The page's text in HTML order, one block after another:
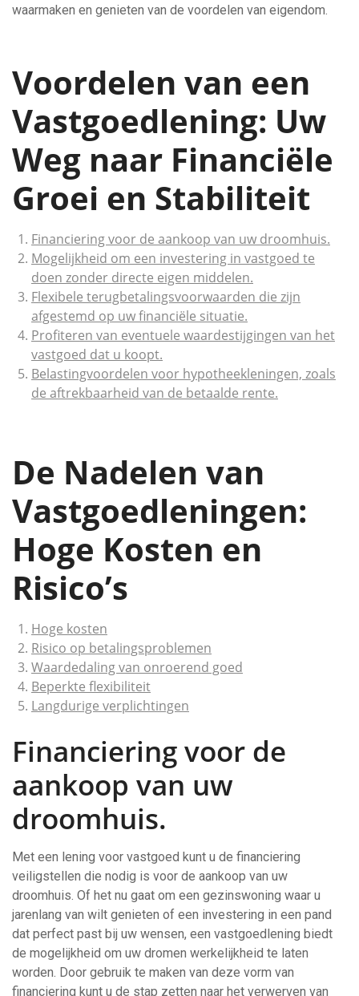
waarmaken en genieten van de voordelen van eigendom.
Voordelen van een
Vastgoedlening: Uw
Weg naar Financiële
Groei en Stabiliteit
Financiering voor de aankoop van uw droomhuis.
Mogelijkheid om een investering in vastgoed te
doen zonder directe eigen middelen.
Flexibele terugbetalingsvoorwaarden die zijn
afgestemd op uw financiële situatie.
Profiteren van eventuele waardestijgingen van het
vastgoed dat u koopt.
Belastingvoordelen voor hypotheekleningen, zoals
de aftrekbaarheid van de betaalde rente.
De Nadelen van
Vastgoedleningen:
Hoge Kosten en
Risico’s
Hoge kosten
Risico op betalingsproblemen
Waardedaling van onroerend goed
Beperkte flexibiliteit
Langdurige verplichtingen
Financiering voor de
aankoop van uw
droomhuis.
Met een lening voor vastgoed kunt u de financiering
veiligstellen die nodig is voor de aankoop van uw
droomhuis. Of het nu gaat om een gezinswoning waar u
jarenlang van wilt genieten of een investering in een pand
dat perfect past bij uw wensen, een vastgoedlening biedt
de mogelijkheid om uw dromen werkelijkheid te laten
worden. Door gebruik te maken van deze vorm van
financiering kunt u de stap zetten naar het verwerven van